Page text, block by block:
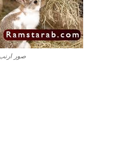
صور